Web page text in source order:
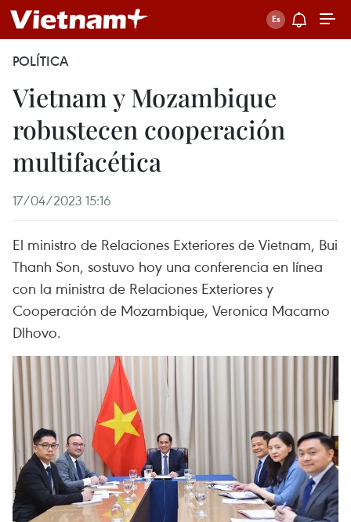
POLÍTICA
Vietnam y Mozambique
robustecen cooperación
multifacética
17/04/2023 15:16
El ministro de Relaciones Exteriores de Vietnam, Bui
Thanh Son, sostuvo hoy una conferencia en línea
con la ministra de Relaciones Exteriores y
Cooperación de Mozambique, Veronica Macamo
Dlhovo.